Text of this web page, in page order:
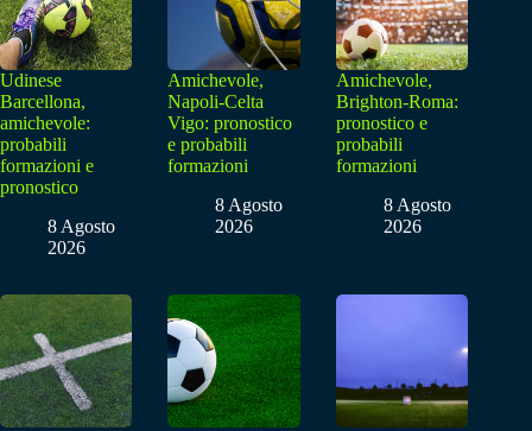
Udinese
Barcellona,
amichevole:
probabili
formazioni e
pronostico
8 Agosto
2026
Amichevole,
Napoli-Celta
Vigo: pronostico
e probabili
formazioni
8 Agosto
2026
Amichevole,
Brighton-Roma:
pronostico e
probabili
formazioni
8 Agosto
2026